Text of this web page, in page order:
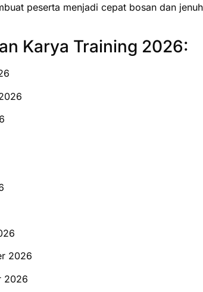
peserta menjadi cepat bosan dan
Karya Training 2026:
2026
2026